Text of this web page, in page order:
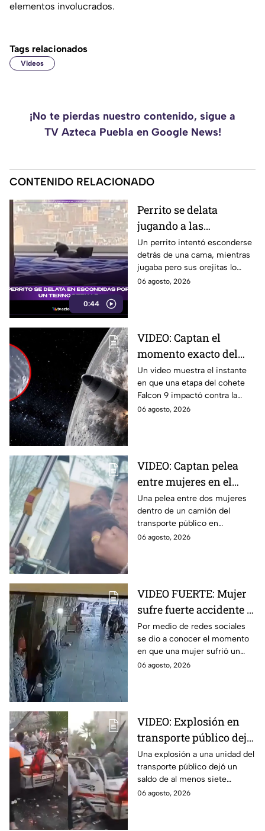
elementos involucrados.
Tags relacionados
Videos
¡No te pierdas nuestro contenido, sigue a
TV Azteca Puebla en Google News!
CONTENIDO RELACIONADO
0:44
Perrito se delata
jugando a las
escondidas y conquista
las redes
Un perrito intentó esconderse
detrás de una cama, mientras
jugaba pero sus orejitas lo
delataron. El tierno video
06 agosto, 2026
VIDEO: Captan el
momento exacto del
impacto de cohete
contra la Luna; así
reaccionó
Un video muestra el instante
en que una etapa del cohete
Falcon 9 impactó contra la
luna, levantando una enorme
06 agosto, 2026
VIDEO: Captan pelea
entre mujeres en el
transporte público; así
se desgreñaron en
Monterrey
Una pelea entre dos mujeres
dentro de un camión del
transporte público en
Monterrey, Nuevo León, quedó
06 agosto, 2026
VIDEO FUERTE: Mujer
sufre fuerte accidente a
los pocos segundos de
haber salido del
hospital
Por medio de redes sociales
se dio a conocer el momento
en que una mujer sufrió un
fuerte accidente a los pocos
06 agosto, 2026
VIDEO: Explosión en
transporte público deja
siete personas sin vida
Una explosión a una unidad del
transporte público dejó un
saldo de al menos siete
personas sin vida. Aquí todos
06 agosto, 2026